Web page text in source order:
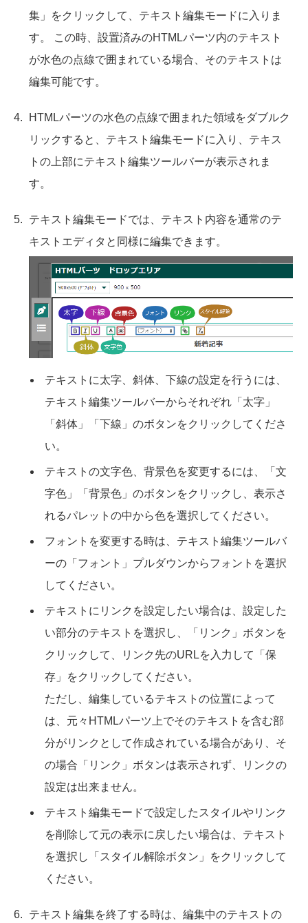
集」をクリックして、テキスト編集モードに入りま
す。 この時、設置済みのHTMLパーツ内のテキスト
が水色の点線で囲まれている場合、そのテキストは
編集可能です。
HTMLパーツの水色の点線で囲まれた領域をダブルク
リックすると、テキスト編集モードに入り、テキス
トの上部にテキスト編集ツールバーが表示されま
す。
テキスト編集モードでは、テキスト内容を通常のテ
キストエディタと同様に編集できます。
テキストに太字、斜体、下線の設定を行うには、
テキスト編集ツールバーからそれぞれ「太字」
「斜体」「下線」のボタンをクリックしてくださ
い。
テキストの文字色、背景色を変更するには、「文
字色」「背景色」のボタンをクリックし、表示さ
れるパレットの中から色を選択してください。
フォントを変更する時は、テキスト編集ツールバ
ーの「フォント」プルダウンからフォントを選択
してください。
テキストにリンクを設定したい場合は、設定した
い部分のテキストを選択し、「リンク」ボタンを
クリックして、リンク先のURLを入力して「保
存」をクリックしてください。
ただし、編集しているテキストの位置によって
は、元々HTMLパーツ上でそのテキストを含む部
分がリンクとして作成されている場合があり、そ
の場合「リンク」ボタンは表示されず、リンクの
設定は出来ません。
テキスト編集モードで設定したスタイルやリンク
を削除して元の表示に戻したい場合は、テキスト
を選択し「スタイル解除ボタン」をクリックして
ください。
テキスト編集を終了する時は、編集中のテキストの